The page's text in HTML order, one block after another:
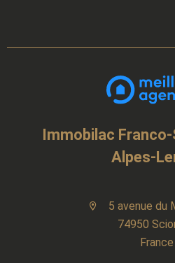
Immobilac
Alpes-
5 avenue du
74950
France